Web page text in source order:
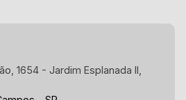
1654 - Jardim Esplanada II,